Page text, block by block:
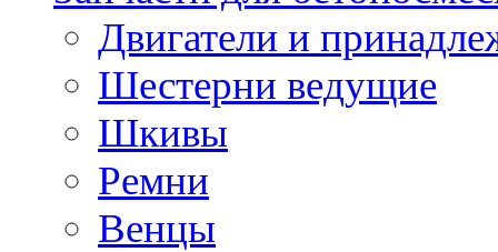
Двигатели и
Шестерни ведущие
Шкивы
Ремни
Венцы